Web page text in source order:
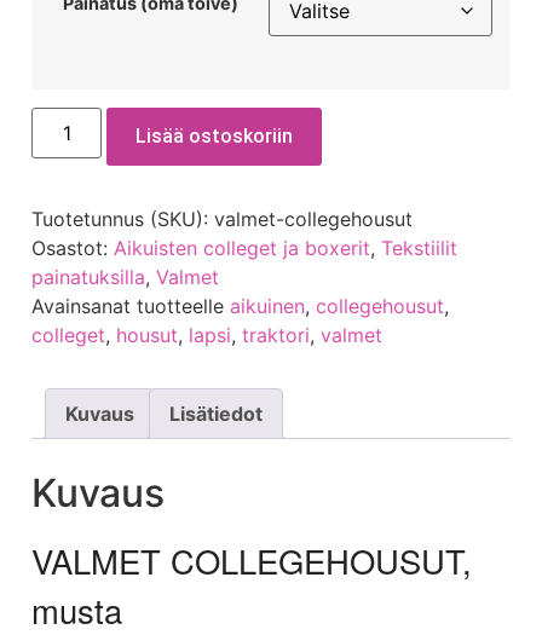
Lisää ostoskoriin
Tuotetunnus (SKU): valmet-collegehousut
Osastot: Aikuisten colleget ja boxerit, Tekstiilit
painatuksilla, Valmet
Avainsanat tuotteelle aikuinen, collegehousut,
colleget, housut, lapsi, traktori, valmet
Kuvaus Lisätiedot
Kuvaus
VALMET COLLEGEHOUSUT,
musta